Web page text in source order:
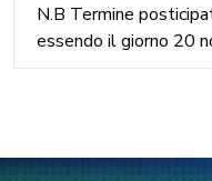
N.B Termine
essendo il giorno 20